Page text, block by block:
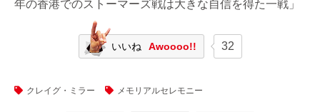
年の香港でのストーマーズ戦は大きな自信を得た一戦」
いいね Awoooo!! 32
クレイグ・ミラー メモリアルセレモニー